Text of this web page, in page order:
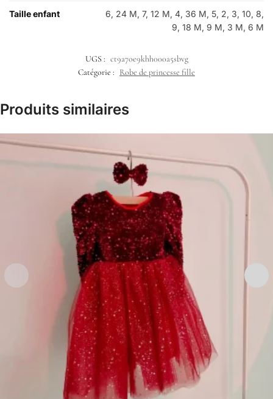
Taille enfant
6, 24 M, 7, 12 M, 4, 36 M, 5, 2, 3, 10, 8,
9, 18 M, 9 M, 3 M, 6 M
UGS : ct9a7oe9khh000a5sbvg
Catégorie : Robe de princesse fille
Produits similaires